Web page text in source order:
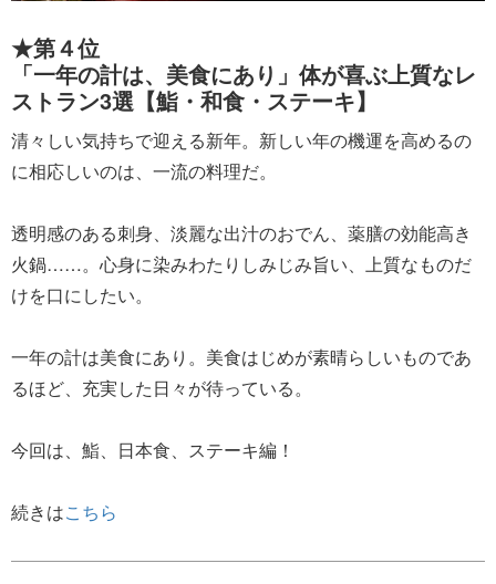
★第４位
「一年の計は、美食にあり」体が喜ぶ上質なレ
ストラン3選【鮨・和食・ステーキ】
清々しい気持ちで迎える新年。新しい年の機運を高めるの
に相応しいのは、一流の料理だ。
透明感のある刺身、淡麗な出汁のおでん、薬膳の効能高き
火鍋……。心身に染みわたりしみじみ旨い、上質なものだ
けを口にしたい。
一年の計は美食にあり。美食はじめが素晴らしいものであ
るほど、充実した日々が待っている。
今回は、鮨、日本食、ステーキ編！
続きはこちら